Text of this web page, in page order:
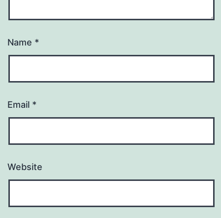
Name *
Email *
Website